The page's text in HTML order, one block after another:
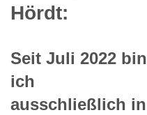
Hördt:
Seit Juli 2022 bin
ich
ausschließlich in